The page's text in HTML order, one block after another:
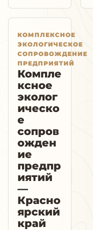
КОМПЛЕКСНОЕ
ЭКОЛОГИЧЕСКОЕ
СОПРОВОЖДЕНИЕ
ПРЕДПРИЯТИЙ
Компле
ксное
эколог
ическо
е
сопров
ожден
ие
предпр
иятий
—
Красно
ярский
край